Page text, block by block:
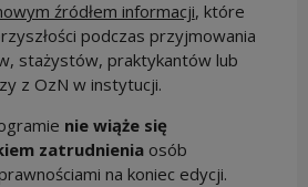
źródłem informacji, które
podczas przyjmowania
stażystów, praktykantów lub
z OzN w instytucji.
nie wiąże się
zatrudnieniaosób
na koniec edycji.